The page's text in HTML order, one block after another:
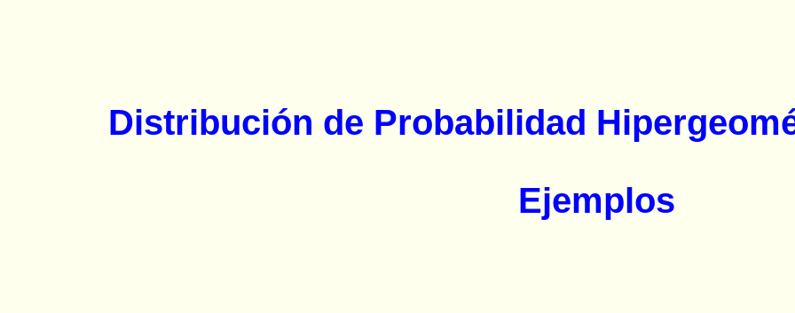
Distribución de Probabilidad
Ejemplos